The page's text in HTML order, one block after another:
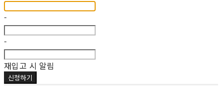
-
-
재입고 시 알림
신청하기